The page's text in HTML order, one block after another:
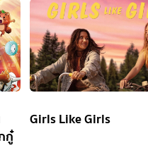
กู๋
Girls Like Girls